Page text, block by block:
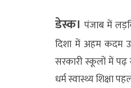
डेस्क। पंजाब में
दिशा में अहम कदम
सरकारी स्कूलों में
धर्म स्वास्थ्य शिक्षा